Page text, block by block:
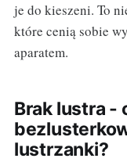
je do kieszeni. To
które cenią sobie
aparatem.
Brak lustra -
lustrzanki?